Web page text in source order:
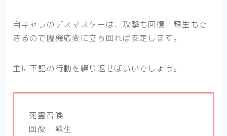
自キャラのデスマスターは、攻撃も回復・蘇生もで
きるので臨機応変に立ち回れば安定します。
主に下記の行動を繰り返せばいいでしょう。
死霊召喚
回復・蘇生